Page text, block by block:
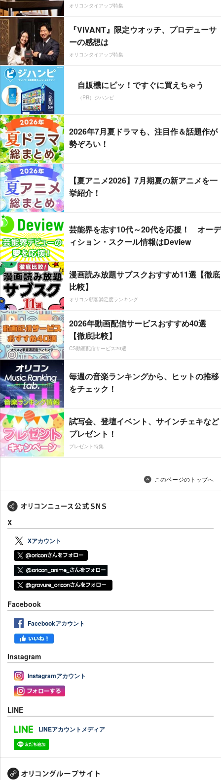
オリコンタイアップ特集
『VIVANT』限定ウオッチ、プロデューサ
ーの感想は
オリコンタイアップ特集
自販機にピッ！ですぐに買えちゃう
（PR）ジハンピ
2026年7月夏ドラマも、注目作＆話題作が
勢ぞろい！
【夏アニメ2026】7月期夏の新アニメを一
挙紹介！
芸能界を志す10代～20代を応援！ オーデ
ィション・スクール情報はDeview
漫画読み放題サブスクおすすめ11選【徹底
比較】
オリコン顧客満足度ランキング
2026年動画配信サービスおすすめ40選
【徹底比較】
CS動画配信サービス20選
毎週の音楽ランキングから、ヒットの推移
をチェック！
試写会、登壇イベント、サインチェキなど
プレゼント！
プレゼント特集
このページのトップへ
X
Xアカウント
Facebook
Facebookアカウント
Instagram
Instagramアカウント
LINE
LINEアカウントメディア